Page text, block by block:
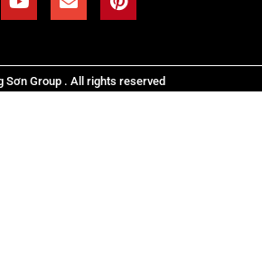
Sơn Group . All rights reserved